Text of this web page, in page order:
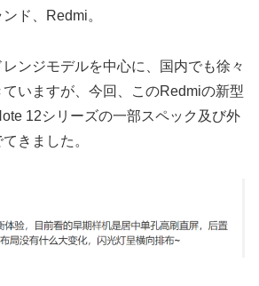
ド、Redmi。
ンジモデルを中心に、国内でも徐々
いますが、今回、このRedmiの新型
12シリーズの一部スペック及び外
きました。